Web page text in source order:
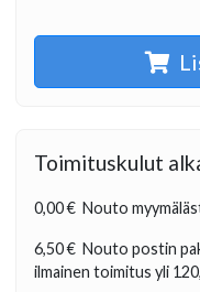
Toimituskulut
0,00 € Nouto
6,50 € Nouto postin
ilmainen toimitus yli